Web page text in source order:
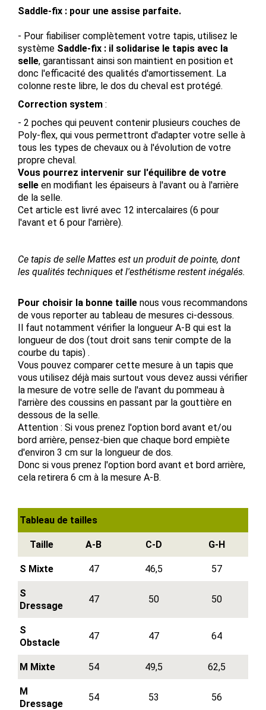
Saddle-fix : pour une assise parfaite.
- Pour fiabiliser complètement votre tapis, utilisez le
système Saddle-fix : il solidarise le tapis avec la
selle, garantissant ainsi son maintient en position et
donc l'efficacité des qualités d'amortissement. La
colonne reste libre, le dos du cheval est protégé.
Correction system :
- 2 poches qui peuvent contenir plusieurs couches de
Poly-flex, qui vous permettront d'adapter votre selle à
tous les types de chevaux ou à l'évolution de votre
propre cheval.
Vous pourrez intervenir sur l'équilibre de votre
selle en modifiant les épaiseurs à l'avant ou à l'arrière
de la selle.
Cet article est livré avec 12 intercalaires (6 pour
l'avant et 6 pour l'arrière).
Ce tapis de selle Mattes est un produit de pointe, dont
les qualités techniques et l'esthétisme restent inégalés.
Pour choisir la bonne taille nous vous recommandons
de vous reporter au tableau de mesures ci-dessous.
Il faut notamment vérifier la longueur A-B qui est la
longueur de dos (tout droit sans tenir compte de la
courbe du tapis) .
Vous pouvez comparer cette mesure à un tapis que
vous utilisez déjà mais surtout vous devez aussi vérifier
la mesure de votre selle de l'avant du pommeau à
l'arrière des coussins en passant par la gouttière en
dessous de la selle.
Attention : Si vous prenez l'option bord avant et/ou
bord arrière, pensez-bien que chaque bord empiète
d'environ 3 cm sur la longueur de dos.
Donc si vous prenez l'option bord avant et bord arrière,
cela retirera 6 cm à la mesure A-B.
Tableau de tailles
Taille A-B C-D G-H
S Mixte 47 46,5 57
S
Dressage
47 50 50
S
Obstacle
47 47 64
M Mixte 54 49,5 62,5
M
Dressage
54 53 56